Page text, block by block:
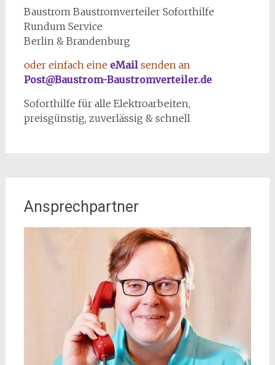
Baustrom Baustromverteiler Soforthilfe
Rundum Service
Berlin & Brandenburg
oder einfach eine eMailsenden an
Post@Baustrom-Baustromverteiler.de
Soforthilfe für alle Elektroarbeiten,
preisgünstig, zuverlässig & schnell
Ansprechpartner